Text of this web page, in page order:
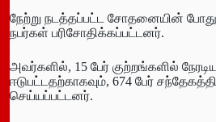
நேற்று நடத்தப்பட்ட சோதனையின்
நபர்கள் பரிசோதிக்கப்பட்டனர்.
அவர்களில், 15 பேர் குற்றங்களில்
ஈடுபட்டதற்காகவும், 674 பேர்
செய்யப்பட்டனர்.